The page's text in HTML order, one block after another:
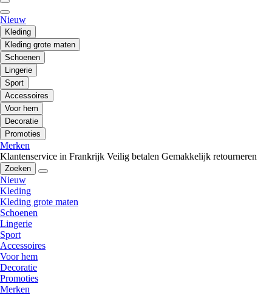
Nieuw
Kleding
Kleding grote maten
Schoenen
Lingerie
Sport
Accessoires
Voor hem
Decoratie
Promoties
Merken
Klantenservice in Frankrijk Veilig betalen Gemakkelijk retourneren
Zoeken
Nieuw
Kleding
Kleding grote maten
Schoenen
Lingerie
Sport
Accessoires
Voor hem
Decoratie
Promoties
Merken